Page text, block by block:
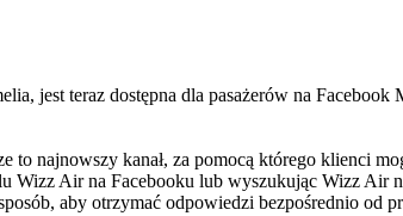
jest teraz dostępna dla pasażerów na Facebook
najnowszy kanał, za pomocą którego klienci
Air na Facebooku lub wyszukując Wizz Air
aby otrzymać odpowiedzi bezpośrednio od